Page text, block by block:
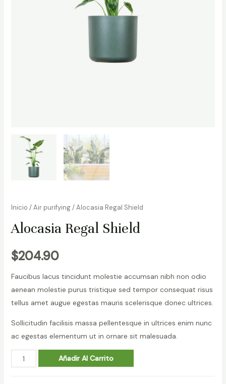
Inicio /Air purifying/ Alocasia Regal Shield
Alocasia Regal Shield
$204.90
Faucibus lacus tincidunt molestie accumsan nibh non odio
aenean molestie purus tristique sed tempor consequat risus
tellus amet augue egestas mauris scelerisque donec ultrices.
Sollicitudin facilisis massa pellentesque in ultrices enim nunc
ac egestas elementum ut in ornare sit malesuada.
Alocasia
Regal
Añadir Al Carrito